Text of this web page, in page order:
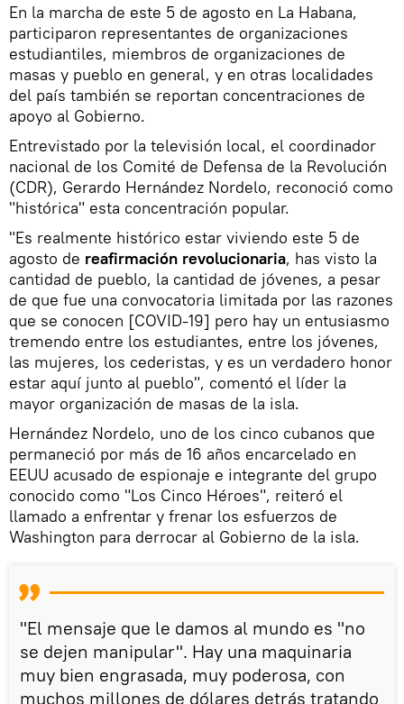
En la marcha de este 5 de agosto en La Habana,
participaron representantes de organizaciones
estudiantiles, miembros de organizaciones de
masas y pueblo en general, y en otras localidades
del país también se reportan concentraciones de
apoyo al Gobierno.
Entrevistado por la televisión local, el coordinador
nacional de los Comité de Defensa de la Revolución
(CDR), Gerardo Hernández Nordelo, reconoció como
"histórica" esta concentración popular.
"Es realmente histórico estar viviendo este 5 de
agosto de reafirmación revolucionaria, has visto la
cantidad de pueblo, la cantidad de jóvenes, a pesar
de que fue una convocatoria limitada por las razones
que se conocen [COVID-19] pero hay un entusiasmo
tremendo entre los estudiantes, entre los jóvenes,
las mujeres, los cederistas, y es un verdadero honor
estar aquí junto al pueblo", comentó el líder la
mayor organización de masas de la isla.
Hernández Nordelo, uno de los cinco cubanos que
permaneció por más de 16 años encarcelado en
EEUU acusado de espionaje e integrante del grupo
conocido como "Los Cinco Héroes", reiteró el
llamado a enfrentar y frenar los esfuerzos de
Washington para derrocar al Gobierno de la isla.
"El mensaje que le damos al mundo es "no
se dejen manipular". Hay una maquinaria
muy bien engrasada, muy poderosa, con
muchos millones de dólares detrás tratando